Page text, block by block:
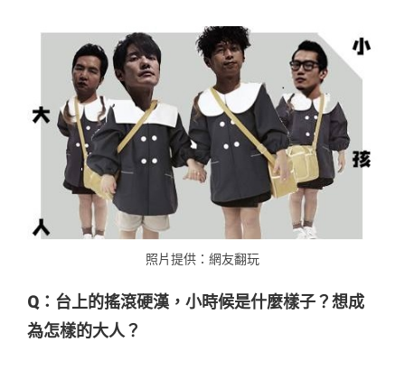
照片提供：網友翻玩
Q：台上的搖滾硬漢，小時候是什麼樣子？想成
為怎樣的大人？